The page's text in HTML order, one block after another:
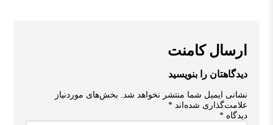
ارسال کامنت
دیدگاهتان را بنویسید
نشانی ایمیل شما منتشر نخواهد شد. بخش‌های موردنیاز
علامت‌گذاری شده‌اند*
دیدگاه*